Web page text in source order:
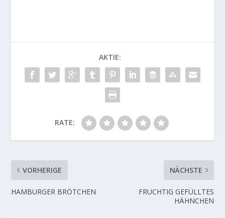
AKTIE:
RATE:
VORHERIGE
HAMBURGER BRÖTCHEN
NÄCHSTE
FRUCHTIG GEFÜLLTES
HÄHNCHEN